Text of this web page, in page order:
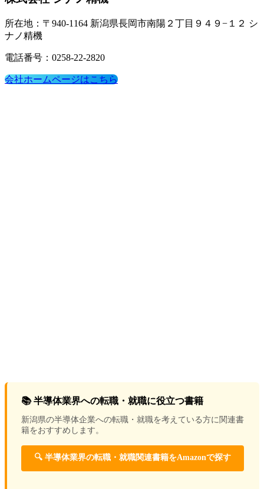
所在地：〒940-1164 新潟県長岡市南陽２丁目９４９−１２ シ
ナノ精機
電話番号：0258-22-2820
会社ホームページはこちら
📚 半導体業界への転職・就職に役立つ書籍
新潟県の半導体企業への転職・就職を考えている方に関連書
籍をおすすめします。
🔍 半導体業界の転職・就職関連書籍をAmazonで探す